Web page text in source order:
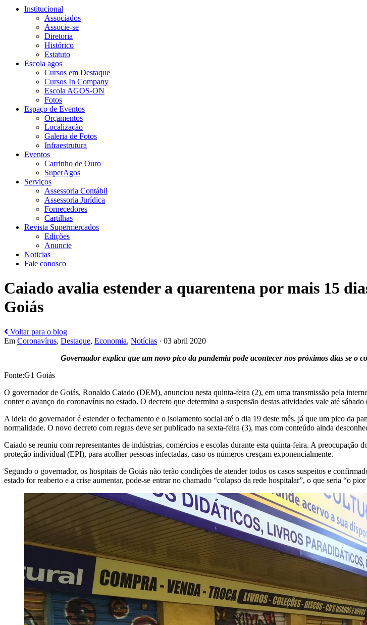
Institucional
Associados
Associe-se
Diretoria
Histórico
Estatuto
Escola agos
Cursos em Destaque
Cursos In Company
Escola AGOS-ON
Fotos
Espaço de Eventos
Orçamentos
Localização
Galeria de Fotos
Infraestrutura
Eventos
Carrinho de Ouro
SuperAgos
Serviços
Assessoria Contábil
Assessoria Jurídica
Fornecedores
Cartilhas
Revista Supermercados
Edições
Anuncie
Noticias
Fale conosco
Caiado avalia estender a quarentena por mais 15
Goiás
Voltar para o blog
Em Coronavírus, Destaque, Economia, Notícias · 03 abril 2020
Governador explica que um novo pico da pandemia pode acontecer nos próximos dias se o
Fonte:G1 Goiás
O governador de Goiás, Ronaldo Caiado (DEM), anunciou nesta quinta-feira (2), em uma transmissão pela
conter o avanço do coronavírus no estado. O decreto que determina a suspensão destas atividades vale até sábado
A ideia do governador é estender o fechamento e o isolamento social até o dia 19 deste mês, já que um pico da
normalidade. O novo decreto com regras deve ser publicado na sexta-feira (3), mas com conteúdo ainda
Caiado se reuniu com representantes de indústrias, comércios e escolas durante esta quinta-feira. A
proteção individual (EPI), para acolher pessoas infectadas, caso os números cresçam exponencialmente.
Segundo o governador, os hospitais de Goiás não terão condições de atender todos os casos suspeitos e
estado for reaberto e a crise aumentar, pode-se entrar no chamado “colapso da rede hospitalar”, o que seria “o